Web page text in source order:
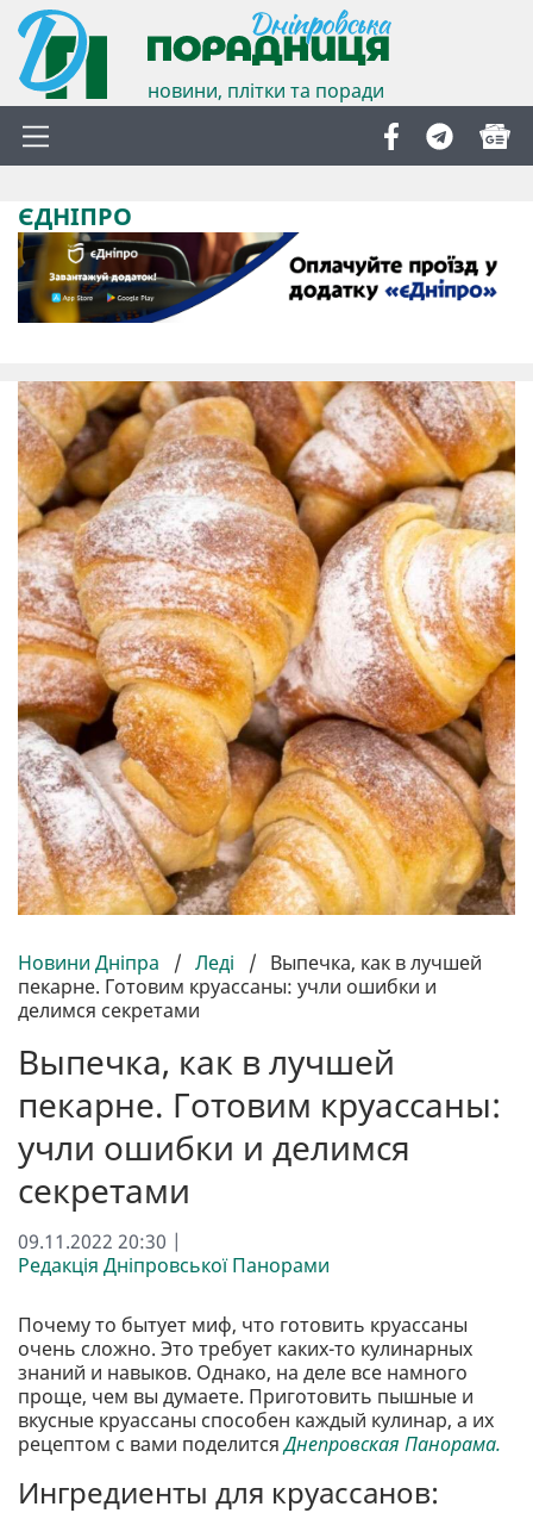
новини, плітки та поради
ЄДНІПРО
Новини Дніпра / Леді / Выпечка, как в лучшей
пекарне. Готовим круассаны: учли ошибки и
делимся секретами
Выпечка, как в лучшей
пекарне. Готовим круассаны:
учли ошибки и делимся
секретами
09.11.2022 20:30 |
Редакція Дніпровської Панорами
Почему то бытует миф, что готовить круассаны
очень сложно. Это требует каких-то кулинарных
знаний и навыков. Однако, на деле все намного
проще, чем вы думаете. Приготовить пышные и
вкусные круассаны способен каждый кулинар, а их
рецептом с вами поделитсяДнепровская Панорама.
Ингредиенты для круассанов: